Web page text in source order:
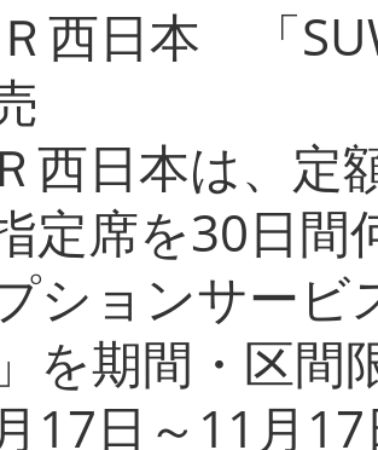
西日本 「
西日本は、定
定席を30日間
ションサービ
を期間・区間
17日～11月